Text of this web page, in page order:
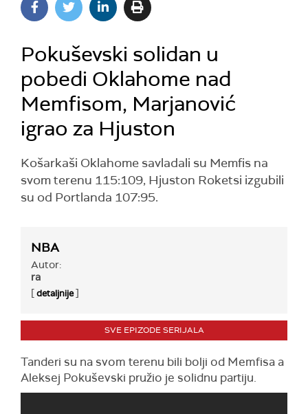
Pokuševski solidan u
pobedi Oklahome nad
Memfisom, Marjanović
igrao za Hjuston
Košarkaši Oklahome savladali su Memfis na
svom terenu 115:109, Hjuston Roketsi izgubili
su od Portlanda 107:95.
NBA
Autor:
ra
[detaljnije]
SVE EPIZODE SERIJALA
Tanderi su na svom terenu bili bolji od Memfisa a
Aleksej Pokuševski pružio je solidnu partiju.